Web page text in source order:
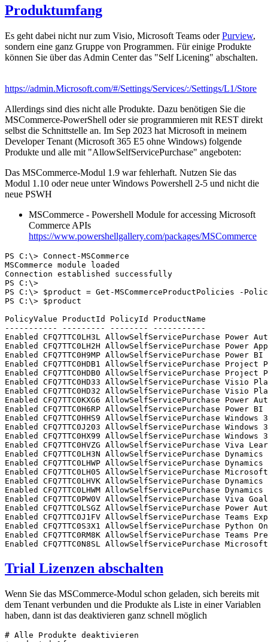
Produktumfang
Es geht dabei nicht nur zum Visio, Microsoft Teams oderPurview,
sondern eine ganz Gruppe von Programmen. Für einige Produkte
können Sie über das Admin Center das "Self Licening" abschalten.
https://admin.Microsoft.com/#/Settings/Services/:/Settings/L1/Store
Allerdings sind dies nicht alle Produkte. Dazu benötigen Sie die
MSCommerce-PowerShell oder sie programmieren mit REST direkt
selbst die Schnittstelle an. Im Sep 2023 hat Microsoft in meinem
Developer Tenant (Microsoft 365 E5 ohne Windows) folgende
Produkte und alle mit "AllowSelfServicePurchase" angeboten:
Das MSCommerce-Modul 1.9 war fehlerhaft. Nutzen Sie das
Modul 1.10 oder neue unter Windows Powershell 2-5 und nicht die
neue PSWH
MSCommerce - Powershell Module for accessing Microsoft
Commerce APIs
https://www.powershellgallery.com/packages/MSCommerce
PS C:\> Connect-MSCommerce
MSCommerce module loaded
Connection established successfully
PS C:\>
PS C:\> $product = Get-MSCommerceProductPolicies -
PS C:\> $product
PolicyValue ProductId PolicyId ProductName
----------- --------- -------- -----------
Enabled CFQ7TTC0LH3L AllowSelfServicePurchase Power
Enabled CFQ7TTC0LH2H AllowSelfServicePurchase Power
Enabled CFQ7TTC0H9MP AllowSelfServicePurchase Power BI
Enabled CFQ7TTC0HDB1 AllowSelfServicePurchase Project
Enabled CFQ7TTC0HDB0 AllowSelfServicePurchase Project
Enabled CFQ7TTC0HD33 AllowSelfServicePurchase Visio
Enabled CFQ7TTC0HD32 AllowSelfServicePurchase Visio
Enabled CFQ7TTC0KXG6 AllowSelfServicePurchase Power
Enabled CFQ7TTC0H6RP AllowSelfServicePurchase Power
Enabled CFQ7TTC0HHS9 AllowSelfServicePurchase
Enabled CFQ7TTC0J203 AllowSelfServicePurchase Windows
Enabled CFQ7TTC0HX99 AllowSelfServicePurchase
Enabled CFQ7TTC0HVZG AllowSelfServicePurchase Viva
Enabled CFQ7TTC0LH3N AllowSelfServicePurchase
Enabled CFQ7TTC0LHWP AllowSelfServicePurchase
Enabled CFQ7TTC0LH05 AllowSelfServicePurchase
Enabled CFQ7TTC0LHVK AllowSelfServicePurchase
Enabled CFQ7TTC0LHWM AllowSelfServicePurchase
Enabled CFQ7TTC0PW0V AllowSelfServicePurchase Viva
Enabled CFQ7TTC0LSGZ AllowSelfServicePurchase Power
Enabled CFQ7TTC0J1FV AllowSelfServicePurchase Teams
Enabled CFQ7TTC0S3X1 AllowSelfServicePurchase Python
Enabled CFQ7TTC0RM8K AllowSelfServicePurchase Teams
Enabled CFQ7TTC0N8SL AllowSelfServicePurchase
Trial Lizenzen abschalten
Wenn Sie das MSCommerce-Modul schon geladen, sich bereits mit
dem Tenant verbunden und die Produkte als Liste in einer Variablen
haben, dann ist das deaktivieren ganz schnell möglich
# Alle Produkte deaktivieren